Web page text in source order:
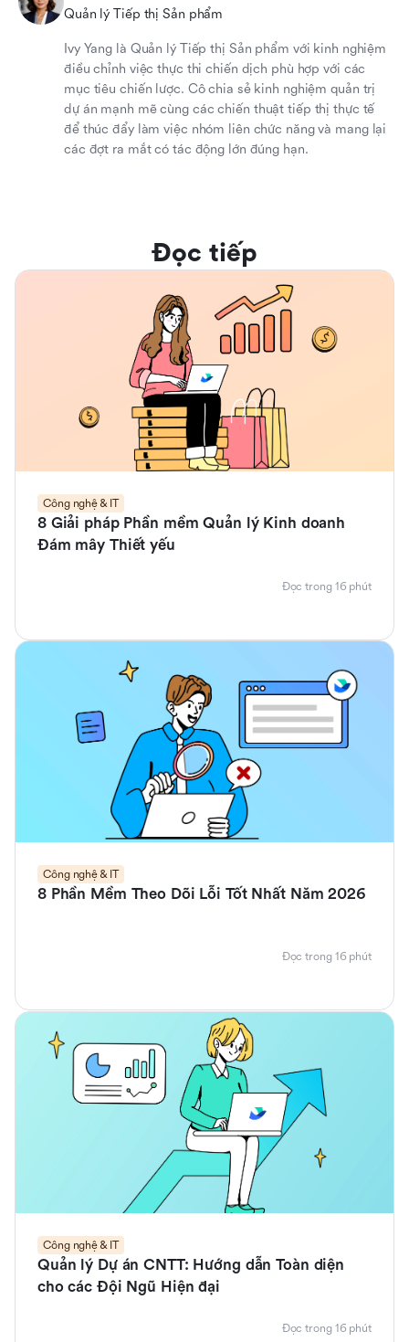
Quản lý Tiếp thị Sản phẩm
Ivy Yang là Quản lý Tiếp thị Sản phẩm với kinh nghiệm
điều chỉnh việc thực thi chiến dịch phù hợp với các
mục tiêu chiến lược. Cô chia sẻ kinh nghiệm quản trị
dự án mạnh mẽ cùng các chiến thuật tiếp thị thực tế
để thúc đẩy làm việc nhóm liên chức năng và mang lại
các đợt ra mắt có tác động lớn đúng hạn.
Đọc tiếp
Công nghệ & IT
8 Giải pháp Phần mềm Quản lý Kinh doanh
Đám mây Thiết yếu
Đọc trong 16 phút
Công nghệ & IT
8 Phần Mềm Theo Dõi Lỗi Tốt Nhất Năm 2026
Đọc trong 16 phút
Công nghệ & IT
Quản lý Dự án CNTT: Hướng dẫn Toàn diện
cho các Đội Ngũ Hiện đại
Đọc trong 16 phút